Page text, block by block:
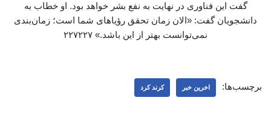
گفت این فناوری در نهایت به نفع بشر خواهد بود. او خطاب به
دانشجویان گفت: «الان زمان تحقق رؤیاهای شما است؛ زمان‌بندی
نمی‌توانست بهتر از این باشد.» ۲۲۷۲۲۷
برچسب‌ها: اخرین خبر کرند کرد